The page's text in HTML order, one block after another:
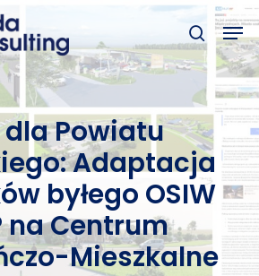
dla Powiatu
Adaptacja
byłego OSIW
na Centrum
Mieszkalne
Close
Menu